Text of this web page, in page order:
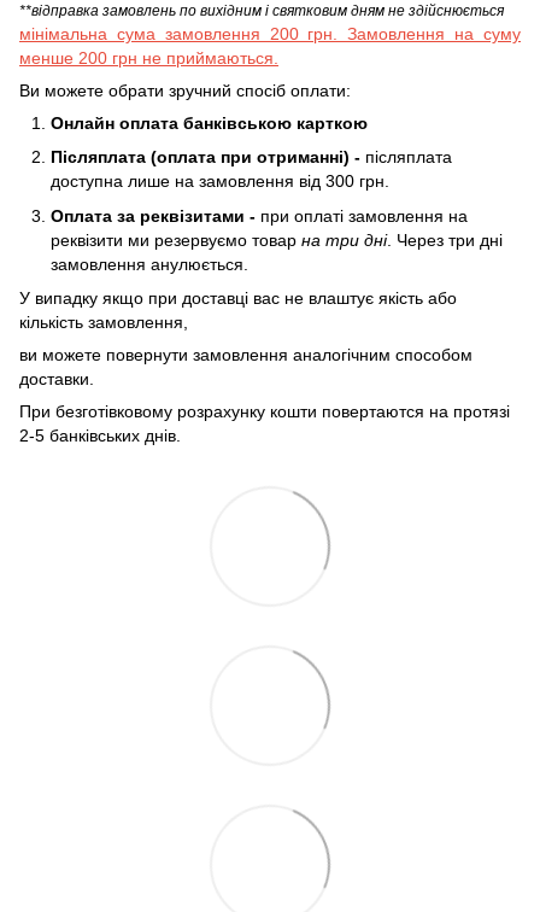
**відправка замовлень по вихідним і святковим дням не здійснюється
мінімальна сума замовлення 200 грн. Замовлення на суму
менше 200 грн не приймаються.
Ви можете обрати зручний спосіб оплати:
Онлайн оплата банківською карткою
Післяплата (оплата при отриманні) - післяплата
доступна лише на замовлення від 300 грн.
Оплата за реквізитами - при оплаті замовлення на
реквізити ми резервуємо товар на три дні. Через три дні
замовлення анулюється.
У випадку якщо при доставці вас не влаштує якість або
кількість замовлення,
ви можете повернути замовлення аналогічним способом
доставки.
При безготівковому розрахунку кошти повертаются на протязі
2-5 банківських днів.